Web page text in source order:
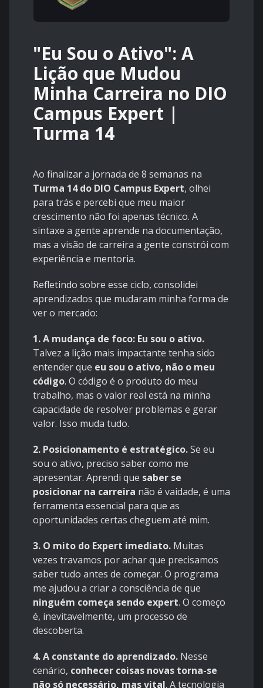
"Eu Sou o Ativo": A
Lição que Mudou
Minha Carreira no DIO
Campus Expert |
Turma 14
Ao finalizar a jornada de 8 semanas na
Turma 14 do DIO Campus Expert, olhei
para trás e percebi que meu maior
crescimento não foi apenas técnico. A
sintaxe a gente aprende na documentação,
mas a visão de carreira a gente constrói com
experiência e mentoria.
Refletindo sobre esse ciclo, consolidei
aprendizados que mudaram minha forma de
ver o mercado:
1. A mudança de foco: Eu sou o ativo.
Talvez a lição mais impactante tenha sido
entender que eu sou o ativo, não o meu
código. O código é o produto do meu
trabalho, mas o valor real está na minha
capacidade de resolver problemas e gerar
valor. Isso muda tudo.
2. Posicionamento é estratégico.Se eu
sou o ativo, preciso saber como me
apresentar. Aprendi que saber se
posicionar na carreira não é vaidade, é uma
ferramenta essencial para que as
oportunidades certas cheguem até mim.
3. O mito do Expert imediato. Muitas
vezes travamos por achar que precisamos
saber tudo antes de começar. O programa
me ajudou a criar a consciência de que
ninguém começa sendo expert. O começo
é, inevitavelmente, um processo de
descoberta.
4. A constante do aprendizado. Nesse
cenário, conhecer coisas novas torna-se
não só necessário, mas vital. A tecnologia